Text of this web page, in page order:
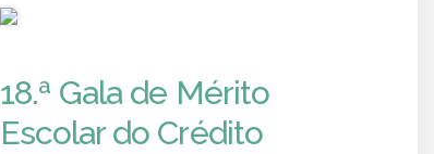
18.ª Gala de Mérito
Escolar do Crédito